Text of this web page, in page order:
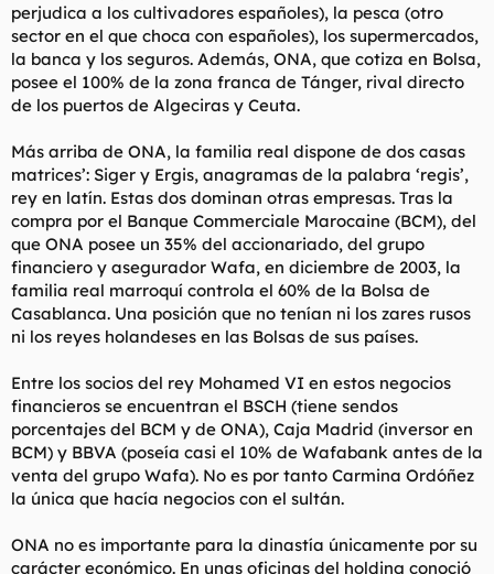
perjudica a los cultivadores españoles), la pesca (otro
sector en el que choca con españoles), los supermercados,
la banca y los seguros. Además, ONA, que cotiza en Bolsa,
posee el 100% de la zona franca de Tánger, rival directo
de los puertos de Algeciras y Ceuta.
Más arriba de ONA, la familia real dispone de dos casas
matrices’: Siger y Ergis, anagramas de la palabra ‘regis’,
rey en latín. Estas dos dominan otras empresas. Tras la
compra por el Banque Commerciale Marocaine (BCM), del
que ONA posee un 35% del accionariado, del grupo
financiero y asegurador Wafa, en diciembre de 2003, la
familia real marroquí controla el 60% de la Bolsa de
Casablanca. Una posición que no tenían ni los zares rusos
ni los reyes holandeses en las Bolsas de sus países.
Entre los socios del rey Mohamed VI en estos negocios
financieros se encuentran el BSCH (tiene sendos
porcentajes del BCM y de ONA), Caja Madrid (inversor en
BCM) y BBVA (poseía casi el 10% de Wafabank antes de la
venta del grupo Wafa). No es por tanto Carmina Ordóñez
la única que hacía negocios con el sultán.
ONA no es importante para la dinastía únicamente por su
carácter económico. En unas oficinas del holding conoció